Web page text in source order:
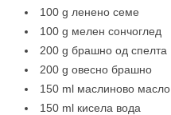
100 g ленено семе
100 g мелен сончоглед
200 g брашно од спелта
200 g овесно брашно
150 ml маслиново масло
150 ml кисела вода